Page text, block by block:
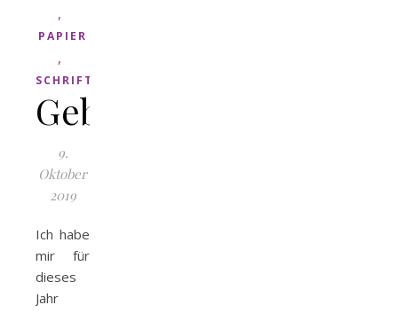
,
PAPIER
,
SCHRIFT
Geburtstagskarten
9.
Oktober
2019
Ich habe
mir für
dieses
Jahr